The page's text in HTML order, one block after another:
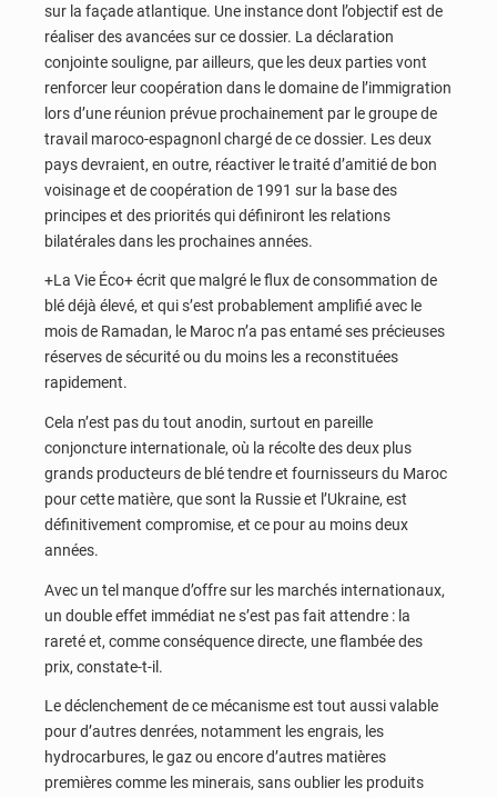
sur la façade atlantique. Une instance dont l’objectif est de
réaliser des avancées sur ce dossier. La déclaration
conjointe souligne, par ailleurs, que les deux parties vont
renforcer leur coopération dans le domaine de l’immigration
lors d’une réunion prévue prochainement par le groupe de
travail maroco-espagnonl chargé de ce dossier. Les deux
pays devraient, en outre, réactiver le traité d’amitié de bon
voisinage et de coopération de 1991 sur la base des
principes et des priorités qui définiront les relations
bilatérales dans les prochaines années.
+La Vie Éco+ écrit que malgré le flux de consommation de
blé déjà élevé, et qui s’est probablement amplifié avec le
mois de Ramadan, le Maroc n’a pas entamé ses précieuses
réserves de sécurité ou du moins les a reconstituées
rapidement.
Cela n’est pas du tout anodin, surtout en pareille
conjoncture internationale, où la récolte des deux plus
grands producteurs de blé tendre et fournisseurs du Maroc
pour cette matière, que sont la Russie et l’Ukraine, est
définitivement compromise, et ce pour au moins deux
années.
Avec un tel manque d’offre sur les marchés internationaux,
un double effet immédiat ne s’est pas fait attendre : la
rareté et, comme conséquence directe, une flambée des
prix, constate-t-il.
Le déclenchement de ce mécanisme est tout aussi valable
pour d’autres denrées, notamment les engrais, les
hydrocarbures, le gaz ou encore d’autres matières
premières comme les minerais, sans oublier les produits